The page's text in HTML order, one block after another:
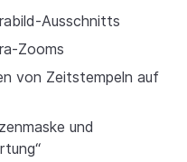
Ausschnitts
Zooms
von Zeitstempeln auf
und